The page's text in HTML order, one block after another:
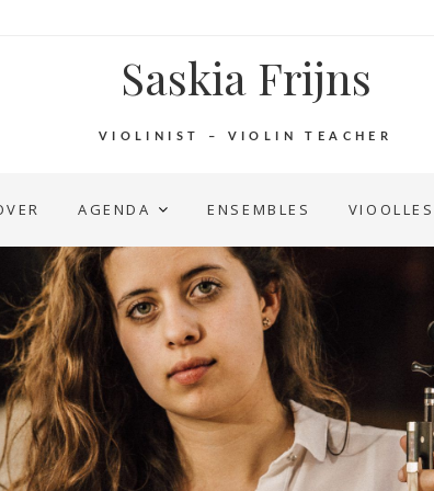
Saskia Frijns
VIOLINIST – VIOLIN TEACHER
AGENDA ENSEMBLES VIOOLLES